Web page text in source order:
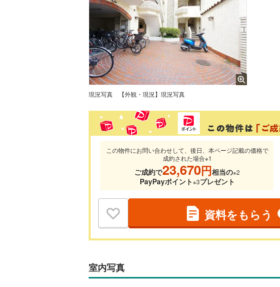
現況写真 【外観・現況】現況写真
この物件にお問い合わせして、後日、本ページ記載の価格で
成約された場合※1
ご成約で23,670円相当の※2
PayPayポイント※3プレゼント
資料をもらう
室内写真